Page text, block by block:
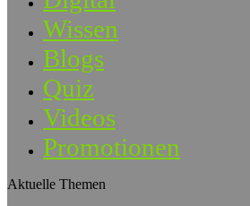
Wissen
Blogs
Quiz
Videos
Promotionen
Aktuelle Themen